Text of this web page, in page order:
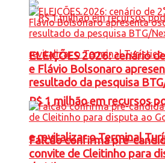
R$ 1 milhão em recursos
e revitalizar o Terminal
ELEIÇÕES 2026: cenário
e Flávio Bolsonaro
resultado da pesquisa
Falcão confirma pré-
convite de Cleitinho para